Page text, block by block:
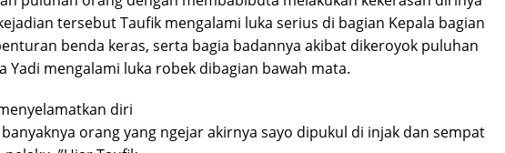
tersebut Taufik mengalami luka serius di bagian Kepala bagian
benda keras, serta bagia badannya akibat dikeroyok puluhan
Yadi mengalami luka robek dibagian bawah mata.
diri
orang yang ngejar akirnya sayo dipukul di injak dan sempat